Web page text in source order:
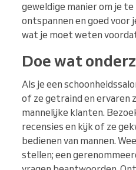
geweldige manier om je
ontspannen en goed voor
wat je moet weten
Doe wat
Als je een
of ze getraind en ervaren
mannelijke klanten.
recensies en kijk of ze
bedienen van mannen.
stellen; een